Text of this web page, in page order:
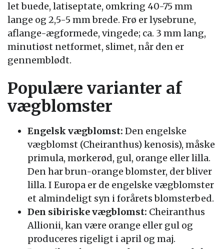
let buede, latiseptate, omkring 40-75 mm
lange og 2,5-5 mm brede. Frø er lysebrune,
aflange-ægformede, vingede; ca. 3 mm lang,
minutiøst netformet, slimet, når den er
gennemblødt.
Populære varianter af
vægblomster
Engelsk vægblomst: Den engelske
vægblomst (Cheiranthus) kenosis), måske
primula, mørkerød, gul, orange eller lilla.
Den har brun-orange blomster, der bliver
lilla. I Europa er de engelske vægblomster
et almindeligt syn i forårets blomsterbed.
Den sibiriske vægblomst: Cheiranthus
Allionii, kan være orange eller gul og
produceres rigeligt i april og maj.